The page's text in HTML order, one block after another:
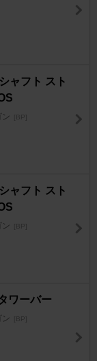
ャフト スト
[BP]
ャフト スト
[BP]
ワーバー
[BP]